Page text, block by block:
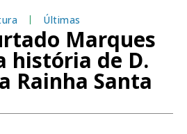
Últimas
Marques
história de D.
Rainha Santa